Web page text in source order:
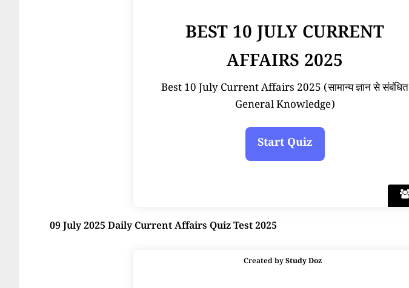
BEST 10 JULY CURRENT
AFFAIRS 2025
Best 10 July Current Affairs 2025 (सामान्य ज्ञान से संबंधित
General Knowledge)
09 July 2025 Daily Current Affairs Quiz Test 2025
Created byStudy Doz